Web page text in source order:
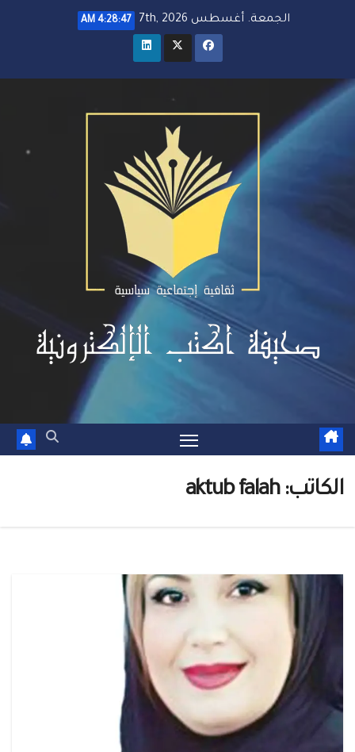
الجمعة. أغسطس 7th, 2026 4:28:48 AM
الكاتب:aktub falah